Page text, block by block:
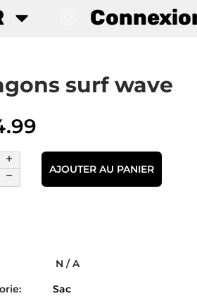
surf wave
AJOUTER AU PANIER
N / A
Sac